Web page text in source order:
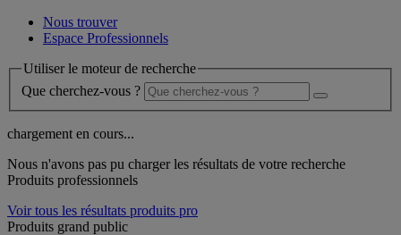
Nous trouver
Espace Professionnels
Utiliser le moteur de recherche
Que cherchez-vous ?
chargement en cours...
Nous n'avons pas pu charger les résultats de votre recherche
Produits professionnels
Voir tous les résultats produits pro
Produits grand public